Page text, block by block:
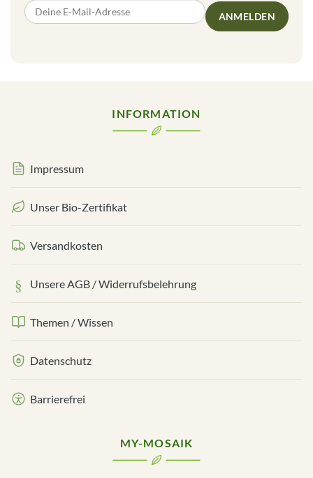
ANMELDEN
INFORMATION
Impressum
Unser Bio-Zertifikat
Versandkosten
Unsere AGB / Widerrufsbelehrung
Themen / Wissen
Datenschutz
Barrierefrei
MY-MOSAIK